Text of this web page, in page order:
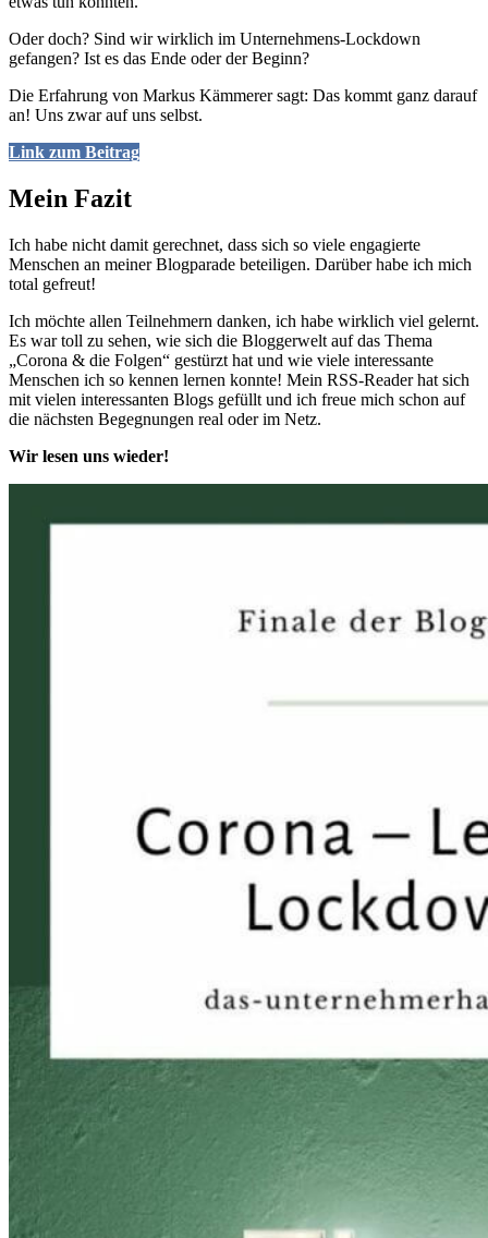
Oder doch? Sind wir wirklich im Unternehmens-Lockdown
gefangen? Ist es das Ende oder der Beginn?
Die Erfahrung von Markus Kämmerer sagt: Das kommt ganz darauf
an! Uns zwar auf uns selbst.
Link zum Beitrag
Mein Fazit
Ich habe nicht damit gerechnet, dass sich so viele engagierte
Menschen an meiner Blogparade beteiligen. Darüber habe ich mich
total gefreut!
Ich möchte allen Teilnehmern danken, ich habe wirklich viel gelernt.
Es war toll zu sehen, wie sich die Bloggerwelt auf das Thema
„Corona & die Folgen“ gestürzt hat und wie viele interessante
Menschen ich so kennen lernen konnte! Mein RSS-Reader hat sich
mit vielen interessanten Blogs gefüllt und ich freue mich schon auf
die nächsten Begegnungen real oder im Netz.
Wir lesen uns wieder!